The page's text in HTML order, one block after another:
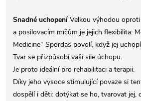
Snadné uchopeníVelkou výhodou
a posilovacím míčům je jejich flexibilita:
Medicine“ Spordas povolí, když jej
Tvar se přizpůsobí vaší síle úchopu.
Je proto ideální pro rehabilitaci a terapii.
Díky jeho vysoce stimulující povaze si
dospělí i děti: dotýkat se ho, tvarovat jej,